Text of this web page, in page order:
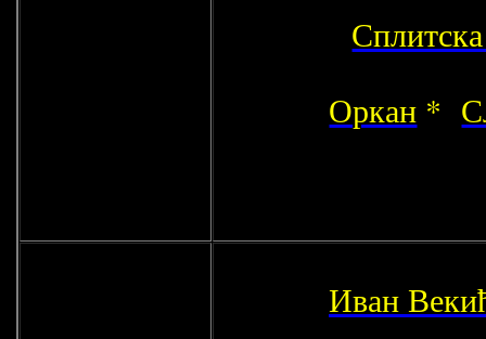
Оркан *
Иван